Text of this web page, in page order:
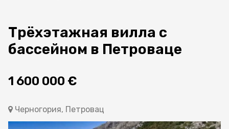
Трёхэтажная вилла с
бассейном в Петроваце
1 600 000 €
Черногория, Петровац